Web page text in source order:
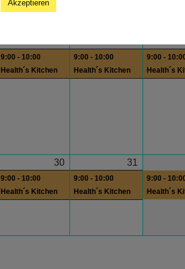
9:00 - 10:00
Health´s Kitchen
9:00 - 10:00
Health´s Kitchen
9:00 -
Health´s
30
9:00 - 10:00
Health´s Kitchen
31
9:00 - 10:00
Health´s Kitchen
9:00 -
Health´s
Akzeptieren